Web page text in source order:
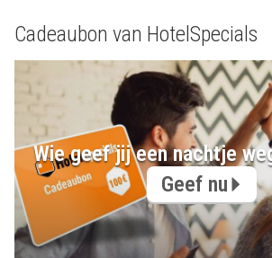
Cadeaubon van HotelSpecials
Wie geef jij een nachtje
Geef nu